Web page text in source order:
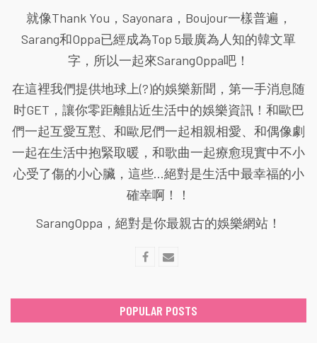
就像Thank You，Sayonara，Boujour一樣普遍，
Sarang和Oppa已經成為Top 5最廣為人知的韓文單
字，所以一起來SarangOppa吧！
在這裡我們提供地球上(?)的娛樂新聞，第一手消息随
时GET，讓你零距離貼近生活中的娛樂資訊！和歐巴
們一起互愛互懟、和歐尼們一起相親相愛、和偶像劇
一起在生活中抱緊取暖，和歌曲一起療愈現實中不小
心受了傷的小心臟，這些...絕對是生活中最幸福的小
確幸啊！！
SarangOppa，絕對是你最親古的娛樂網站！
POPULAR POSTS